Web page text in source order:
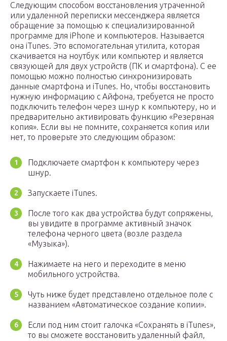
Следующим способом восстановления утраченной
или удаленной переписки мессенджера является
обращение за помощью к специализированной
программе для iPhone и компьютеров. Называется
она iTunes. Это вспомогательная утилита, которая
скачивается на ноутбук или компьютер и является
связующей для двух устройств (ПК и смартфона). С ее
помощью можно полностью синхронизировать
данные смартфона и iTunes. Но, чтобы восстановить
нужную информацию с Айфона, требуется не просто
подключить телефон через шнур к компьютеру, но и
предварительно активировать функцию «Резервная
копия». Если вы не помните, сохраняется копия или
нет, то проверьте это следующим образом:
Подключаете смартфон к компьютеру через
шнур.
Запускаете iTunes.
После того как два устройства будут сопряжены,
вы увидите в программе активный значок
телефона черного цвета (возле раздела
«Музыка»).
Нажимаете на него и переходите в меню
мобильного устройства.
Чуть ниже будет представлено отдельное поле с
названием «Автоматическое создание копии».
Если под ним стоит галочка «Сохранять в iTunes»,
то вы сможете восстановить удаленный файл,